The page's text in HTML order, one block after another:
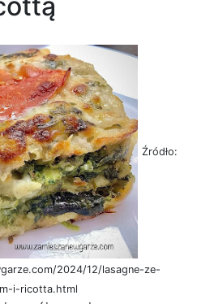
Źródło:
2024/12/lasagne-ze-
i-ricotta.html